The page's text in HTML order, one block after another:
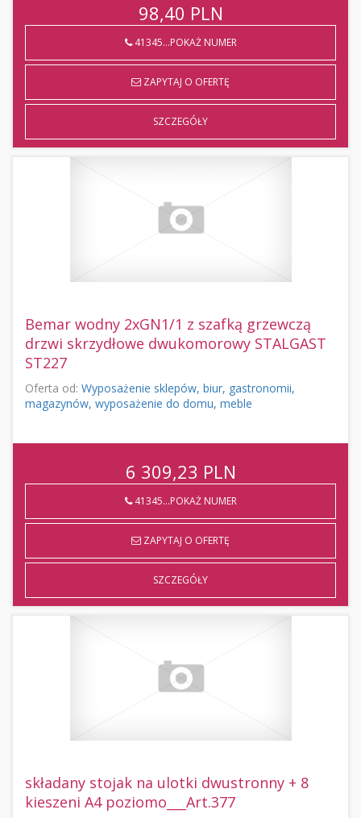
98,40 PLN
41345...POKAŻ NUMER
ZAPYTAJ O OFERTĘ
SZCZEGÓŁY
Bemar wodny 2xGN1/1 z szafką grzewczą
drzwi skrzydłowe dwukomorowy STALGAST
ST227
Oferta od: Wyposażenie sklepów, biur, gastronomii,
magazynów, wyposażenie do domu, meble
6 309,23 PLN
41345...POKAŻ NUMER
ZAPYTAJ O OFERTĘ
SZCZEGÓŁY
składany stojak na ulotki dwustronny + 8
kieszeni A4 poziomo___Art.377